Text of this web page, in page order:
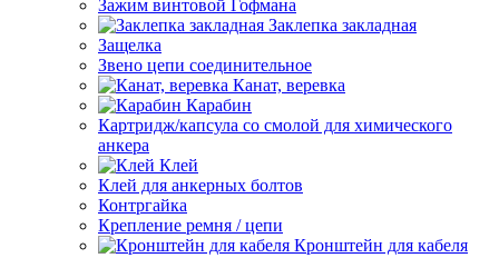
Зажим винтовой Гофмана
Заклепка закладная
Защелка
Звено цепи соединительное
Канат, веревка
Карабин
Картридж/капсула со смолой для химического
анкера
Клей
Клей для анкерных болтов
Контргайка
Крепление ремня / цепи
Кронштейн для кабеля